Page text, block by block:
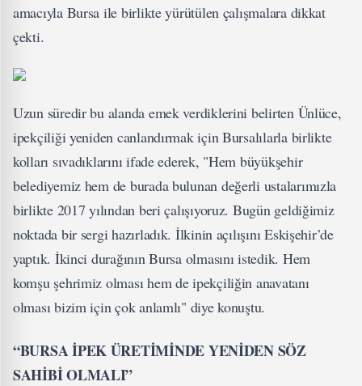
amacıyla Bursa ile birlikte yürütülen çalışmalara dikkat
çekti.
Uzun süredir bu alanda emek verdiklerini belirten Ünlüce,
ipekçiliği yeniden canlandırmak için Bursalılarla birlikte
kolları sıvadıklarını ifade ederek, "Hem büyükşehir
belediyemiz hem de burada bulunan değerli ustalarımızla
birlikte 2017 yılından beri çalışıyoruz. Bugün geldiğimiz
noktada bir sergi hazırladık. İlkinin açılışını Eskişehir’de
yaptık. İkinci durağının Bursa olmasını istedik. Hem
komşu şehrimiz olması hem de ipekçiliğin anavatanı
olması bizim için çok anlamlı" diye konuştu.
“BURSA İPEK ÜRETİMİNDE YENİDEN SÖZ
SAHİBİ OLMALI”